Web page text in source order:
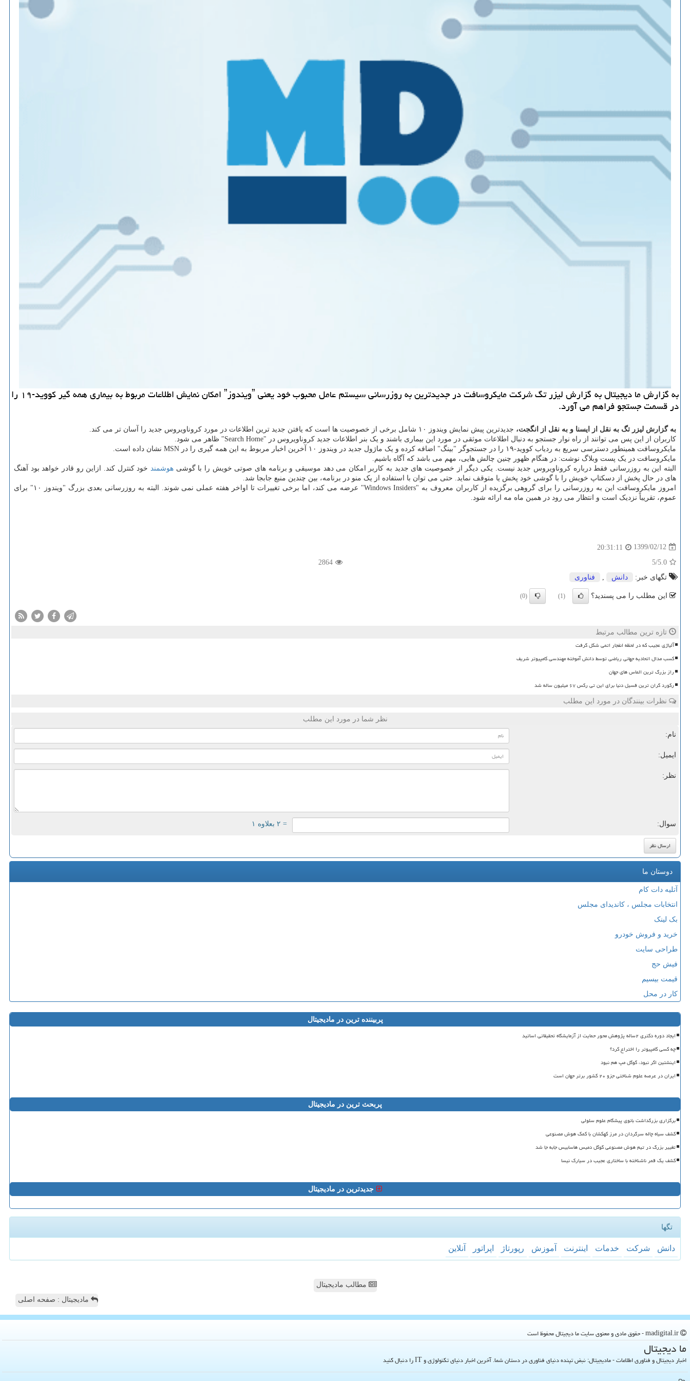
به گزارش ما دیجیتال به گزارش لیزر تگ شركت مایكروسافت در جدیدترین به روزرسانی سیستم عامل محبوب خود یعنی ˮویندوزˮ امكان نمایش اطلاعات مربوط به بیماری همه گیر كووید-۱۹ را
در قسمت جستجو فراهم می آورد.
به گزارش لیزر تگ به نقل از ایسنا و به نقل از انگجت، جدیدترین پیش نمایش ویندوز ۱۰ شامل برخی از خصوصیت ها است که یافتن جدید ترین اطلاعات در مورد کروناویروس جدید را آسان تر می کند.
کاربران از این پس می توانند از راه نوار جستجو به دنبال اطلاعات موثقی در مورد این بیماری باشند و یک بنر اطلاعات جدید کروناویروس در "Search Home" ظاهر می شود.
مایکروسافت همینطور دسترسی سریع به ردیاب کووید-۱۹ را در جستجوگر "بینگ" اضافه کرده و یک ماژول جدید در ویندوز ۱۰ آخرین اخبار مربوط به این همه گیری را در MSN نشان داده است.
مایکروسافت در یک پست وبلاگ نوشت: در هنگام ظهور چنین چالش هایی، مهم می باشد که آگاه باشیم.
البته این به روزرسانی فقط درباره کروناویروس جدید نیست. یکی دیگر از خصوصیت های جدید به کاربر امکان می دهد موسیقی و برنامه های صوتی خویش را با گوشیهوشمند خود کنترل کند. ازاین رو قادر خواهد بود آهنگ
های در حال پخش از دسکتاپ خویش را با گوشی خود پخش یا متوقف نماید. حتی می توان با استفاده از یک منو در برنامه، بین چندین منبع جابجا شد.
امروز مایکروسافت این به روزرسانی را برای گروهی برگزیده از کاربران معروف به "Windows Insiders" عرضه می کند، اما برخی تغییرات تا اواخر هفته عملی نمی شوند. البته به روزرسانی بعدی بزرگ "ویندوز ۱۰" برای
عموم، تقریباً نزدیک است و انتظار می رود در همین ماه مه ارائه شود.
1399/02/12
20:31:11
5.0
/5
2864
تگهای خبر:
دانش فناوری
این مطلب را می پسندید؟ (1)
(0)
تازه ترین مطالب مرتبط
آلیاژی عجیب که در لحظه انفجار اتمی شکل گرفت
کسب مدال اتحادیه جهانی ریاضی توسط دانش آموخته مهندسی کامپیوتر شریف
راز بزرگ ترین الماس های جهان
رکورد گران ترین فسیل دنیا برای این تی رکس ۶۷ میلیون ساله شد
نظرات بینندگان در مورد این مطلب
نظر شما در مورد این مطلب
نام:
ایمیل:
نظر:
سوال: = ۲ بعلاوه ۱
دوستان ما
آتلیه دات کام
انتخابات مجلس ، کاندیدای مجلس
بک لینک
خرید و فروش خودرو
طراحی سایت
فیش حج
قیمت بیسیم
کار در محل
پربیننده ترین در مادیجیتال
ایجاد دوره دکتری ۲ساله پژوهش محور حمایت از آزمایشگاه تحقیقاتی اساتید
چه کسی کامپیوتر را اختراع کرد؟
اینشتین اگر نبود، گوگل مپ هم نبود
ایران در عرصه علوم شناختی جزو ۲۰ کشور برتر جهان است
پربحث ترین در مادیجیتال
برگزاری بزرگداشت بانوی پیشگام علوم سلولی
کشف سیاه چاله سرگردان در مرز کهکشان با کمک هوش مصنوعی
تغییر بزرگ در تیم هوش مصنوعی گوگل دمیس هاسابیس جابه جا شد
کشف یک قمر ناشناخته با ساختاری عجیب در سیارک نیسا
جدیدترین در مادیجیتال
تگها
دانش شركت خدمات اینترنت آموزش رپورتاژ اپراتور آنلاین
مطالب مادیجیتال
مادیجیتال : صفحه اصلی
ما دیجیتال
اخبار دیجیتال و فناوری اطلاعات - مادیجیتال: نبض تپنده دنیای فناوری در دستان شما. آخرین اخبار دنیای تکنولوژی و IT را دنبال کنید